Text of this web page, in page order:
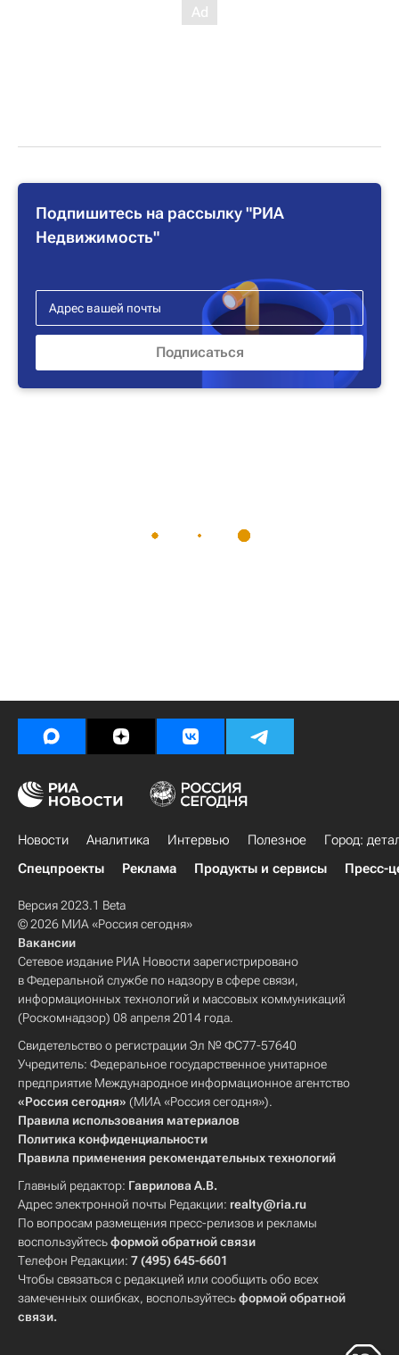
Подпишитесь на рассылку "РИА
Недвижимость"
Новости Аналитика Интервью Полезное
Город:
Спецпроекты
Реклама Продукты и сервисы Пресс-
Версия 2023.1 Beta
© 2026 МИА «Россия сегодня»
Вакансии
Сетевое издание РИА Новости зарегистрировано
в Федеральной службе по надзору в сфере связи,
информационных технологий и массовых коммуникаций
(Роскомнадзор) 08 апреля 2014 года.
Свидетельство о регистрации Эл № ФС77-57640
Учредитель: Федеральное государственное унитарное
предприятие Международное информационное агентство
«Россия сегодня» (МИА «Россия сегодня»).
Правила использования материалов
Политика конфиденциальности
Правила применения рекомендательных технологий
Главный редактор: Гаврилова А.В.
Адрес электронной почты Редакции: realty@ria.ru
По вопросам размещения пресс-релизов и рекламы
воспользуйтесьформой обратной связи
Телефон Редакции: 7 (495) 645-6601
Чтобы связаться с редакцией или сообщить обо всех
замеченных ошибках, воспользуйтесьформой обратной
связи.